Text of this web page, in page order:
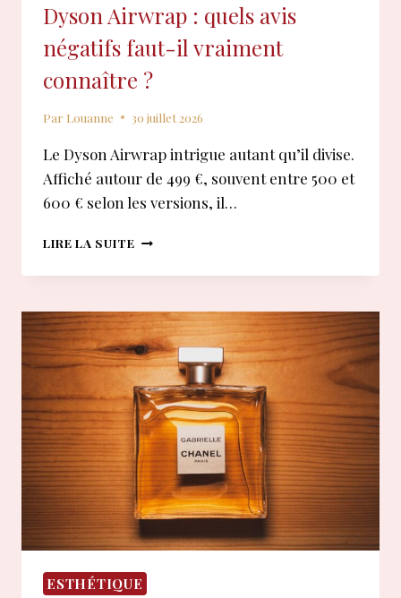
Dyson Airwrap : quels avis
négatifs faut-il vraiment
connaître ?
Par Louanne 30 juillet 2026
Le Dyson Airwrap intrigue autant qu’il divise.
Affiché autour de 499 €, souvent entre 500 et
600 € selon les versions, il…
LIRE LA SUITE DYSON
:
AVIS
NÉGATIFS
FAUT-
IL
VRAIMENT
CONNAÎTRE
?
ESTHÉTIQUE